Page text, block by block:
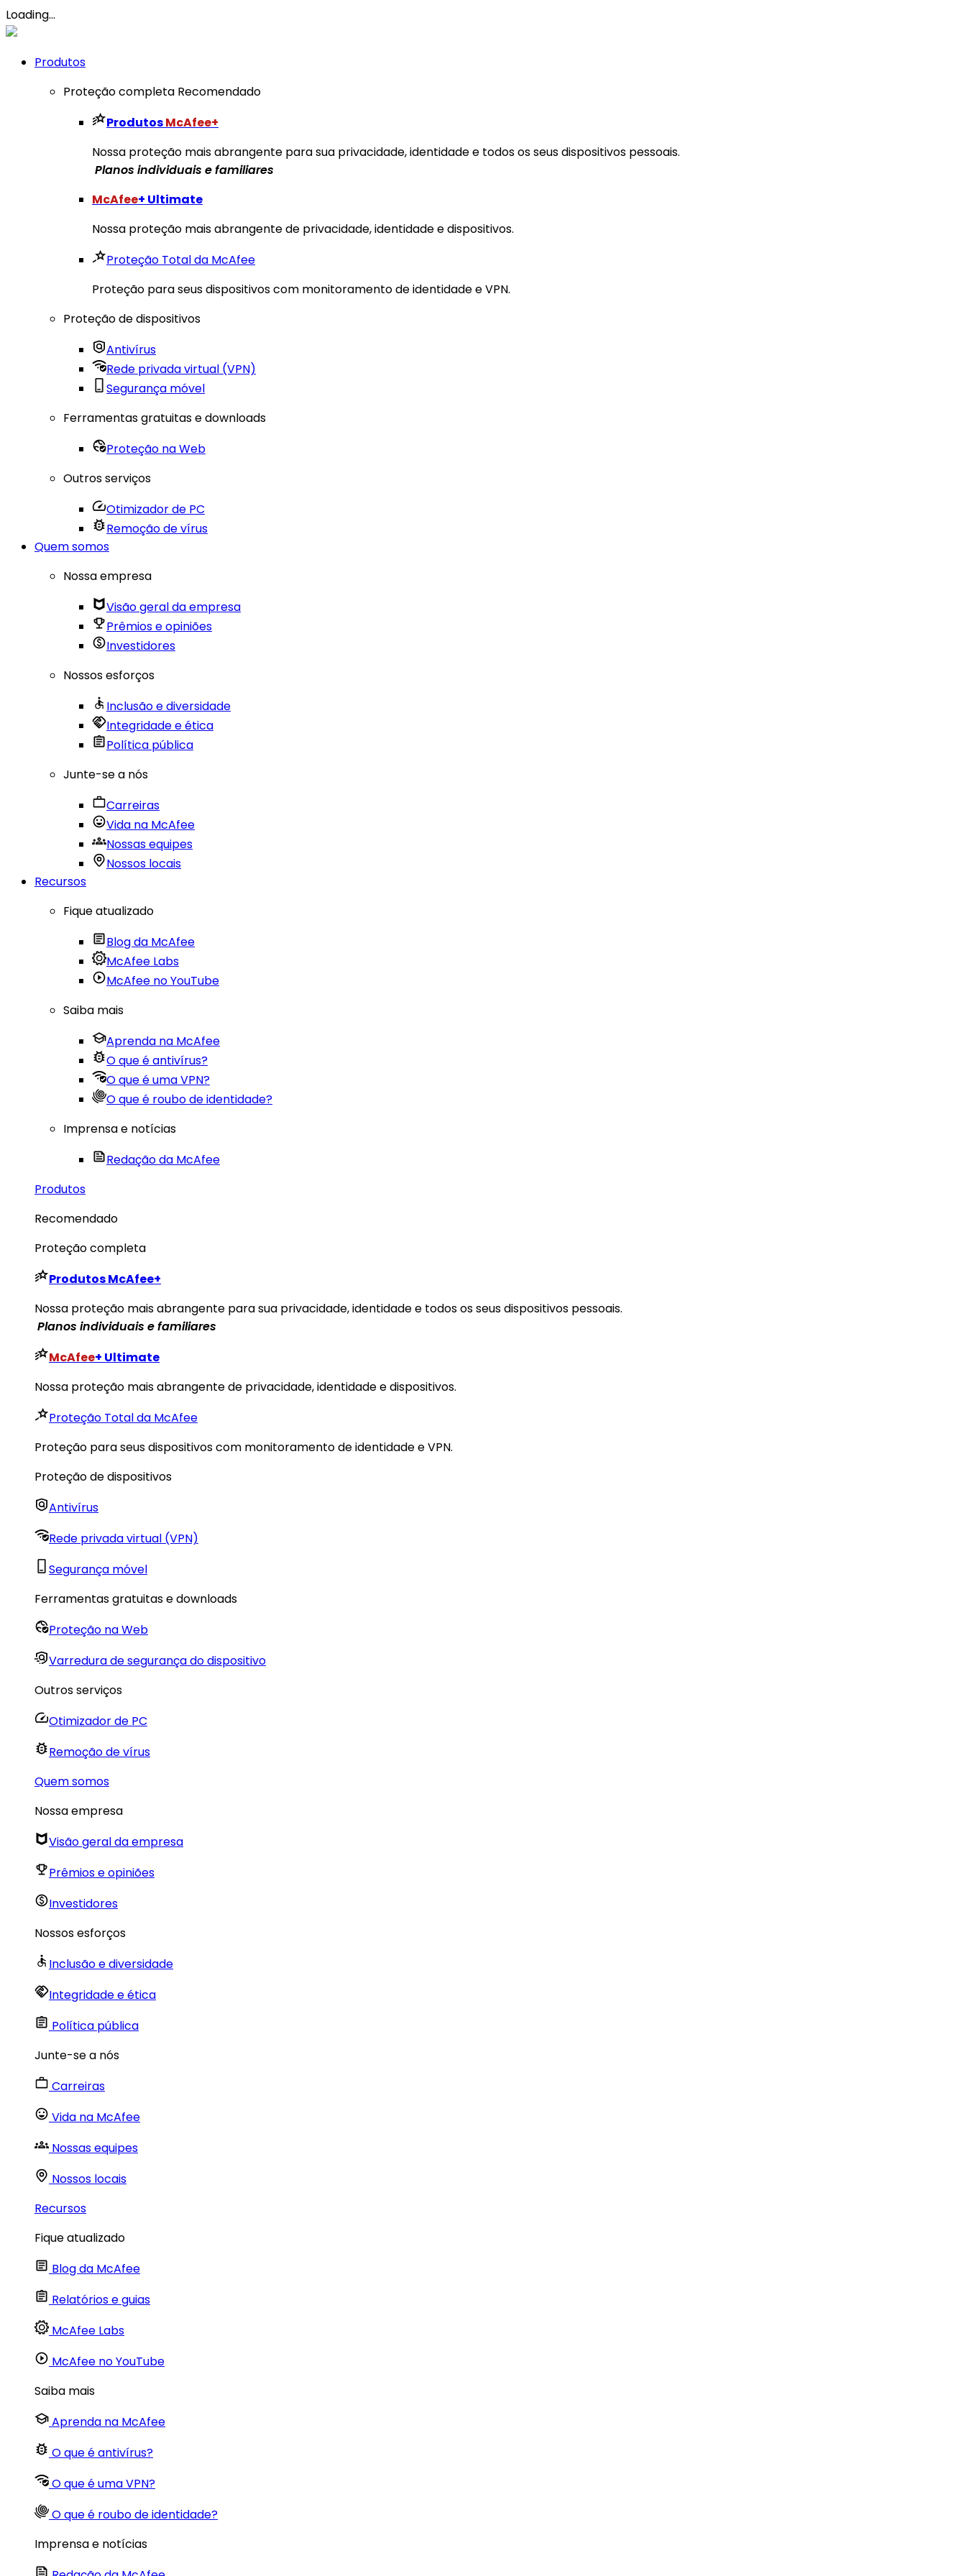
Loading...
Produtos
Proteção completa Recomendado
ProdutosMcAfee+
Nossa proteção mais abrangente para sua privacidade, identidade e todos os seus dispositivos pessoais.
​ Planos individuais e familiares
McAfee+ Ultimate
Nossa proteção mais abrangente de privacidade, identidade e dispositivos.
Proteção Total da McAfee
Proteção para seus dispositivos com monitoramento de identidade e VPN.
Proteção de dispositivos
Antivírus
Rede privada virtual (VPN)
Segurança móvel
Ferramentas gratuitas e downloads
Proteção na Web
Outros serviços
Otimizador de PC
Remoção de vírus
Quem somos
Nossa empresa
Visão geral da empresa
Prêmios e opiniões
Investidores
Nossos esforços
Inclusão e diversidade
Integridade e ética
Política pública
Junte-se a nós
Carreiras
Vida na McAfee
Nossas equipes
Nossos locais
Recursos
Fique atualizado
Blog da McAfee
McAfee Labs
McAfee no YouTube
Saiba mais
Aprenda na McAfee
O que é antivírus?
O que é uma VPN?
O que é roubo de identidade?
Imprensa e notícias
Redação da McAfee
Produtos
Recomendado
Proteção completa
ProdutosMcAfee+
Nossa proteção mais abrangente para sua privacidade, identidade e todos os seus dispositivos pessoais.
​ Planos individuais e familiares
McAfee+ Ultimate
Nossa proteção mais abrangente de privacidade, identidade e dispositivos.
Proteção Total da McAfee
Proteção para seus dispositivos com monitoramento de identidade e VPN.
Proteção de dispositivos
Antivírus
Rede privada virtual (VPN)
Segurança móvel
Ferramentas gratuitas e downloads
Proteção na Web
Varredura de segurança do dispositivo
Outros serviços
Otimizador de PC
Remoção de vírus
Quem somos
Nossa empresa
Visão geral da empresa
Prêmios e opiniões
Investidores
Nossos esforços
Inclusão e diversidade
Integridade e ética
Política pública
Junte-se a nós
Carreiras
Vida na McAfee
Nossas equipes
Nossos locais
Recursos
Fique atualizado
Blog da McAfee
Relatórios e guias
McAfee Labs
McAfee no YouTube
Saiba mais
Aprenda na McAfee
O que é antivírus?
O que é uma VPN?
O que é roubo de identidade?
Imprensa e notícias